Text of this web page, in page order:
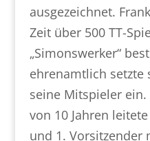
ausgezeichnet.
Zeit über 500 TT-
„Simonswerker“
ehrenamtlich setzte
seine Mitspieler
von 10 Jahren
und 1. Vorsitzender